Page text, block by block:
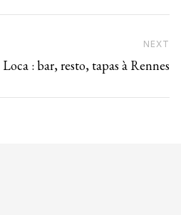
NEXT
: bar, resto, tapas à Rennes